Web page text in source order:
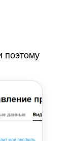
поэтому